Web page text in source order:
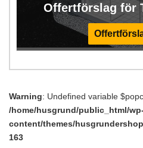
Offertförslag för
Warning: Undefined variable
/home/husgrund/public_html/wp-
content/themes/
163